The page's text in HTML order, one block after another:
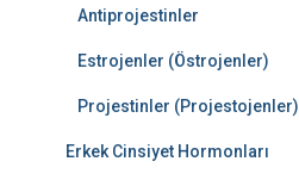
Antiprojestinler
Estrojenler (Östrojenler)
Projestinler (Projestojenler)
Erkek Cinsiyet Hormonları